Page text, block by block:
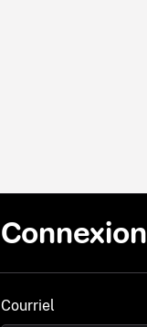
Connexion
Courriel